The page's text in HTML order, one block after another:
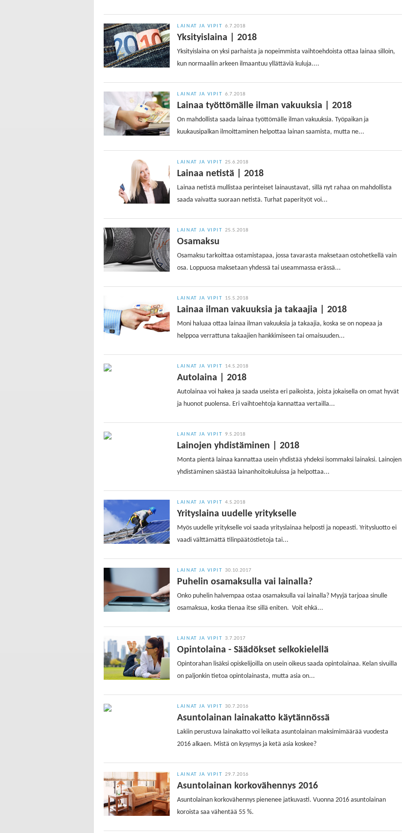
LAINAT JA VIPIT 6.7.2018
Yksityislaina | 2018
Yksityislaina on yksi parhaista ja nopeimmista vaihtoehdoista ottaa lainaa silloin,
kun normaaliin arkeen ilmaantuu yllättäviä kuluja....
LAINAT JA VIPIT 6.7.2018
Lainaa työttömälle ilman vakuuksia | 2018
On mahdollista saada lainaa työttömälle ilman vakuuksia. Työpaikan ja
kuukausipalkan ilmoittaminen helpottaa lainan saamista, mutta ne...
LAINAT JA VIPIT 25.6.2018
Lainaa netistä | 2018
Lainaa netistä mullistaa perinteiset lainaustavat, sillä nyt rahaa on mahdollista
saada vaivatta suoraan netistä. Turhat paperityöt voi...
LAINAT JA VIPIT 25.5.2018
Osamaksu
Osamaksu tarkoittaa ostamistapaa, jossa tavarasta maksetaan ostohetkellä vain
osa. Loppuosa maksetaan yhdessä tai useammassa erässä...
LAINAT JA VIPIT 15.5.2018
Lainaa ilman vakuuksia ja takaajia | 2018
Moni haluaa ottaa lainaa ilman vakuuksia ja takaajia, koska se on nopeaa ja
helppoa verrattuna takaajien hankkimiseen tai omaisuuden...
LAINAT JA VIPIT 14.5.2018
Autolaina | 2018
Autolainaa voi hakea ja saada useista eri paikoista, joista jokaisella on omat hyvät
ja huonot puolensa. Eri vaihtoehtoja kannattaa vertailla...
LAINAT JA VIPIT 9.5.2018
Lainojen yhdistäminen | 2018
Monta pientä lainaa kannattaa usein yhdistää yhdeksi isommaksi lainaksi. Lainojen
yhdistäminen säästää lainanhoitokuluissa ja helpottaa...
LAINAT JA VIPIT 4.5.2018
Yrityslaina uudelle yritykselle
Myös uudelle yritykselle voi saada yrityslainaa helposti ja nopeasti. Yritysluotto ei
vaadi välttämättä tilinpäätöstietoja tai...
LAINAT JA VIPIT 30.10.2017
Puhelin osamaksulla vai lainalla?
Onko puhelin halvempaa ostaa osamaksulla vai lainalla? Myyjä tarjoaa sinulle
osamaksua, koska tienaa itse sillä eniten. Voit ehkä...
LAINAT JA VIPIT 3.7.2017
Opintolaina - Säädökset selkokielellä
Opintorahan lisäksi opiskelijoilla on usein oikeus saada opintolainaa. Kelan sivuilla
on paljonkin tietoa opintolainasta, mutta asia on...
LAINAT JA VIPIT 30.7.2016
Asuntolainan lainakatto käytännössä
Lakiin perustuva lainakatto voi leikata asuntolainan maksimimäärää vuodesta
2016 alkaen. Mistä on kysymys ja ketä asia koskee?
LAINAT JA VIPIT 29.7.2016
Asuntolainan korkovähennys 2016
Asuntolainan korkovähennys pienenee jatkuvasti. Vuonna 2016 asuntolainan
koroista saa vähentää 55 %.